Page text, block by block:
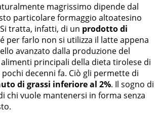
magrissimo dipende dal
particolare formaggio altoatesino
tratta, infatti, di un prodotto di
per farlo non si utilizza il latte appena
avanzato dalla produzione del
principali della dieta tirolese di
decenni fa. Ciò gli permette di
di grassi inferiore al 2%. Il sogno di
chi vuole mantenersi in forma senza